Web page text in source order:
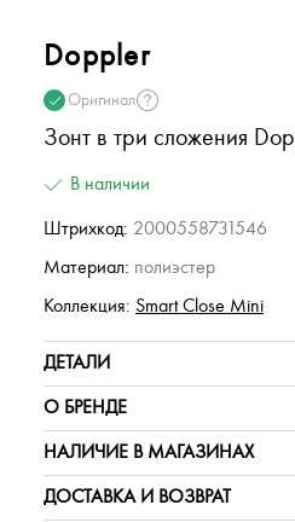
Doppler
Оригинал
Зонт в три сложения
В наличии
Штрихкод: 2000558731546
Материал: полиэстер
Коллекция: Smart Close Mini
ДЕТАЛИ
О БРЕНДЕ
НАЛИЧИЕ В МАГАЗИНАХ
ДОСТАВКА И ВОЗВРАТ